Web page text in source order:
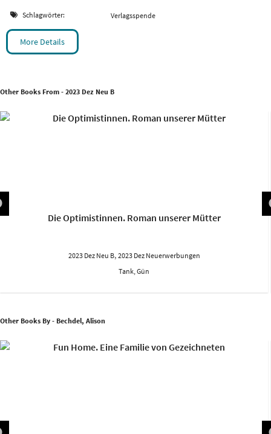
Schlagwörter: Verlagsspende
More Details
Other Books From - 2023 Dez Neu B
Die Optimistinnen. Roman unserer Mütter
2023 Dez Neu B, 2023 Dez Neuerwerbungen
Tank, Gün
Other Books By - Bechdel, Alison